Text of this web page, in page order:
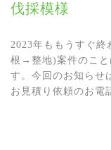
伐採模様
2023年ももうすぐ
根→整地)案件のこと
す。今回のお知らせ
お見積り依頼のお電